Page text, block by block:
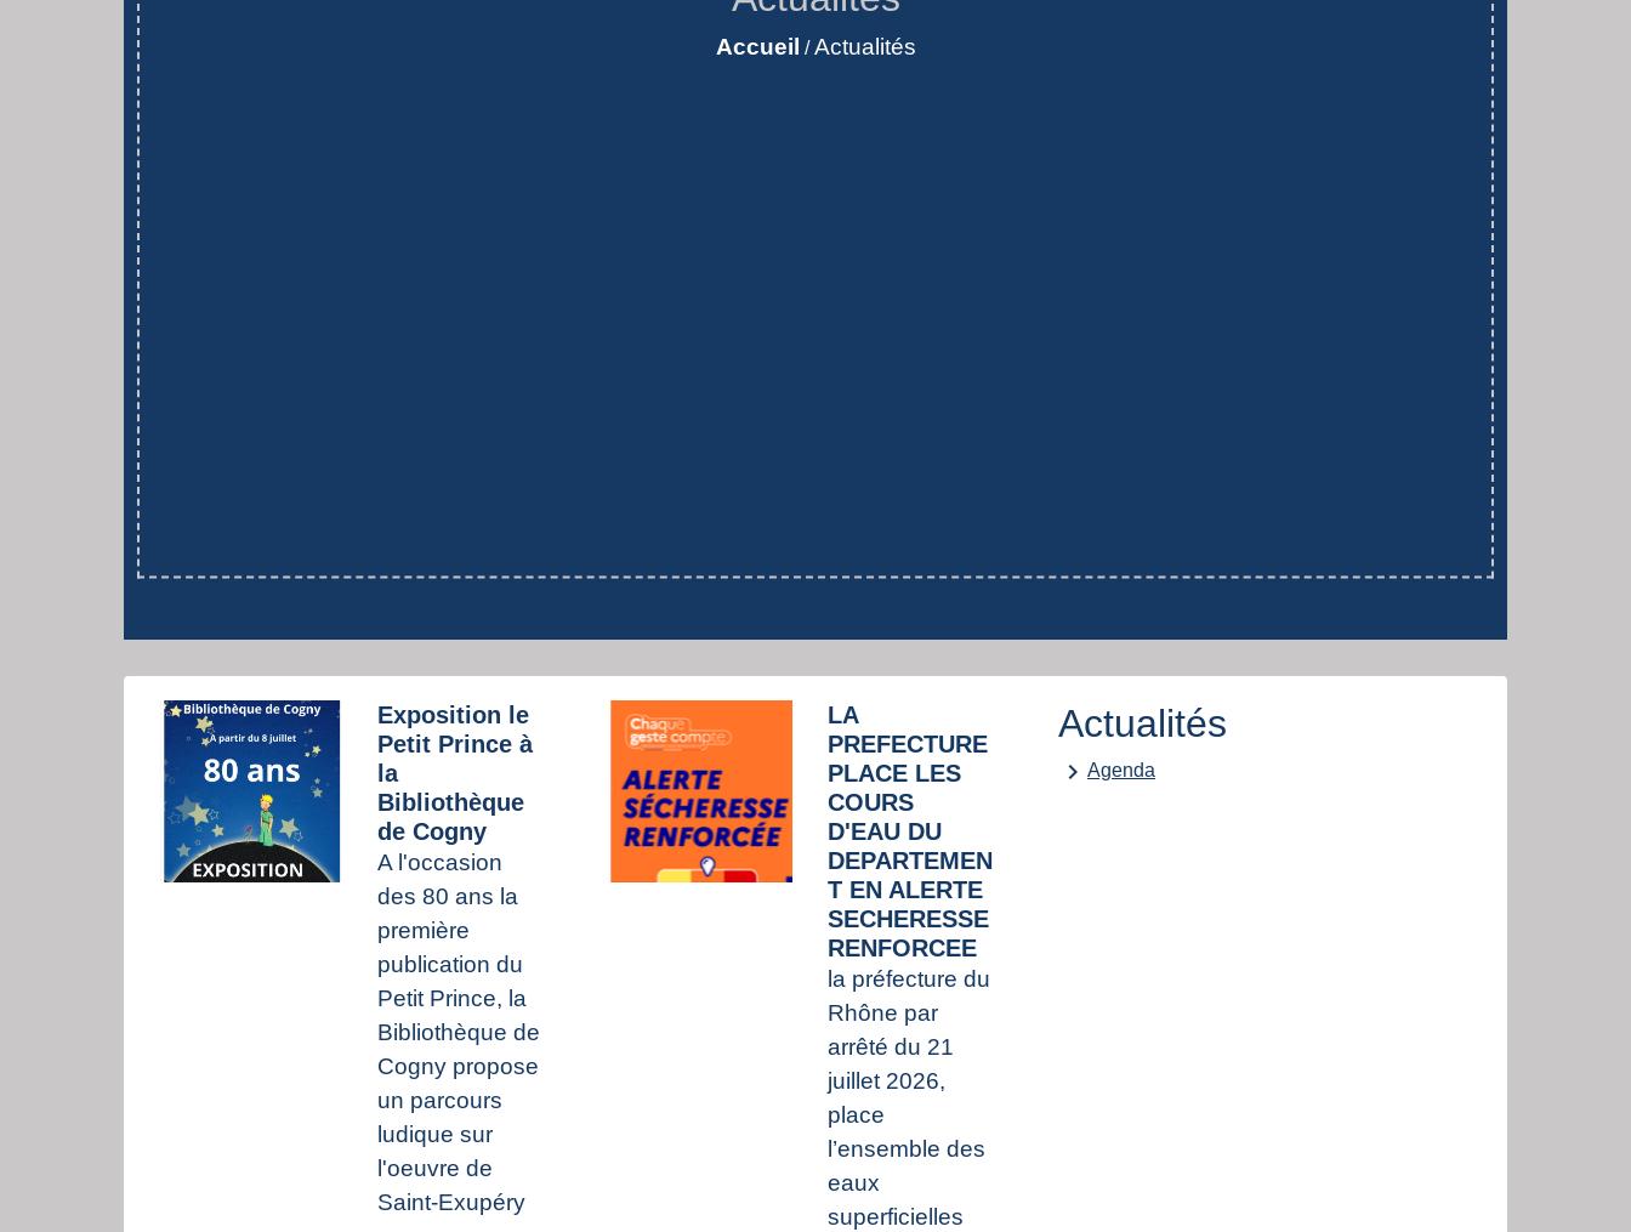
Accueil /Actualités
Exposition le
Petit Prince à
la
Bibliothèque
de Cogny
A l'occasion
des 80 ans la
première
publication du
Petit Prince, la
Bibliothèque de
Cogny propose
un parcours
ludique sur
l'oeuvre de
Saint-Exupéry
LA
PREFECTURE
PLACE LES
COURS
D'EAU DU
DEPARTEMEN
T EN ALERTE
SECHERESSE
RENFORCEE
la préfecture du
Rhône par
arrêté du 21
juillet 2026,
place
l’ensemble des
eaux
superficielles
Actualités
keyboard_arrow_right Agenda